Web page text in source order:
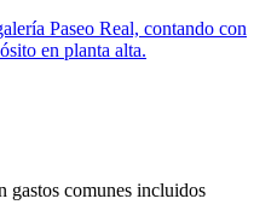
Paseo Real, contando con
en planta alta.
gastos comunes incluidos